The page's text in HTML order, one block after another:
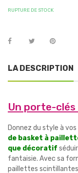
RUPTURE DE STOCK
LA DESCRIPTION
Un porte-
Donnez du style à
de basket à
que décoratif
fantaisie. Avec sa
paillettes